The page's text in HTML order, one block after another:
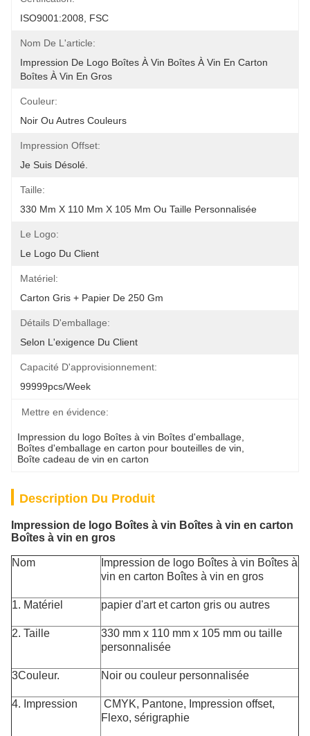
ISO9001:2008, FSC
Nom De L'article:
Impression De Logo Boîtes À Vin Boîtes À Vin En Carton
Boîtes À Vin En Gros
Couleur:
Noir Ou Autres Couleurs
Impression Offset:
Je Suis Désolé.
Taille:
330 Mm X 110 Mm X 105 Mm Ou Taille Personnalisée
Le Logo:
Le Logo Du Client
Matériel:
Carton Gris + Papier De 250 Gm
Détails D'emballage:
Selon L'exigence Du Client
Capacité D'approvisionnement:
99999pcs/week
Mettre en évidence:
Impression du logo Boîtes à vin Boîtes d'emballage
Boîtes d'emballage en carton pour bouteilles de vin
Boîte cadeau de vin en carton
Description Du Produit
Impression de logo Boîtes à vin Boîtes à vin en carton
Boîtes à vin en gros
Nom
Impression de logo Boîtes à vin Boîtes à
vin en carton Boîtes à vin en gros
1. Matériel papier d'art et carton gris ou autres
2. Taille
330 mm x 110 mm x 105 mm ou taille
personnalisée
3Couleur. Noir ou couleur personnalisée
4. Impression
CMYK, Pantone, Impression offset,
Flexo, sérigraphie